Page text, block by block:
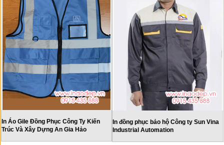
In Áo Gile Đồng Phục Công Ty Kiến
Trúc Và Xây Dựng An Gia Hảo
In đồng phục bảo hộ Công ty Sun Vina
Industrial Automation